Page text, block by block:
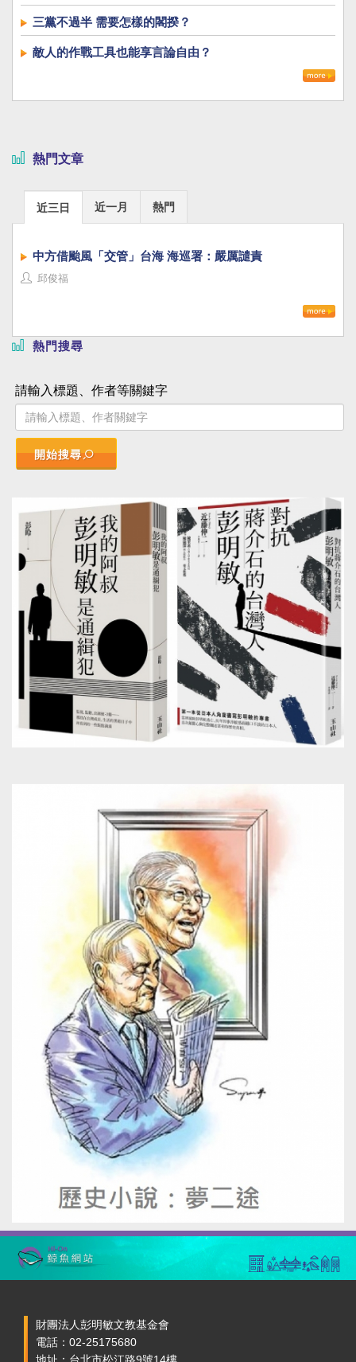
三黨不過半 需要怎樣的閣揆？
敵人的作戰工具也能享言論自由？
熱門文章
近三日 近一月 熱門
中方借颱風「交管」台海 海巡署：嚴厲譴責
邱俊福
熱門搜尋
請輸入標題、作者等關鍵字
開始搜尋
財團法人彭明敏文教基金會
電話：02-25175680
地址：台北市松江路9號14樓